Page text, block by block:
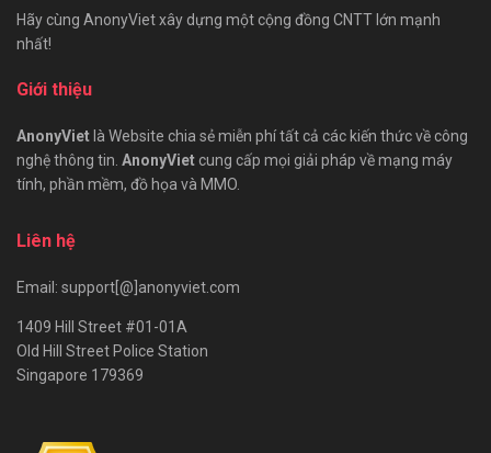
Hãy cùng AnonyViet xây dựng một cộng đồng CNTT lớn mạnh
nhất!
Giới thiệu
AnonyVietlà Website chia sẻ miễn phí tất cả các kiến thức về công
nghệ thông tin. AnonyViet cung cấp mọi giải pháp về mạng máy
tính, phần mềm, đồ họa và MMO.
Liên hệ
Email: support[@]anonyviet.com
1409 Hill Street #01-01A
Old Hill Street Police Station
Singapore 179369